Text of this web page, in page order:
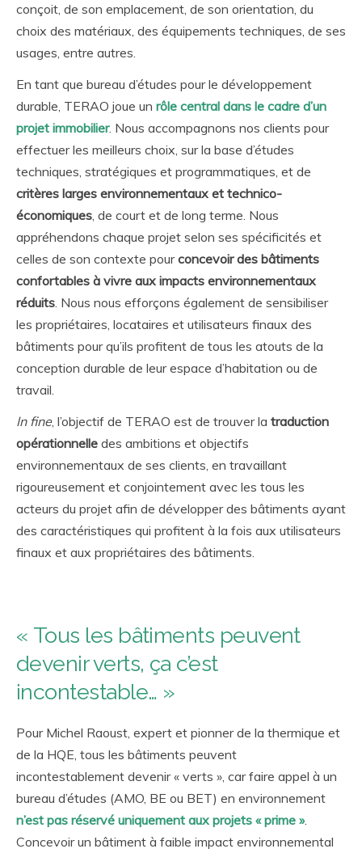
conçoit, de son emplacement, de son orientation, du
choix des matériaux, des équipements techniques, de ses
usages, entre autres.
En tant que bureau d’études pour le développement
durable, TERAO joue un rôle central dans le cadre d’un
projet immobilier. Nous accompagnons nos clients pour
effectuer les meilleurs choix, sur la base d’études
techniques, stratégiques et programmatiques, et de
critères larges environnementaux et technico-
économiques, de court et de long terme. Nous
appréhendons chaque projet selon ses spécificités et
celles de son contexte pourconcevoir des bâtiments
confortables à vivre aux impacts environnementaux
réduits. Nous nous efforçons également de sensibiliser
les propriétaires, locataires et utilisateurs finaux des
bâtiments pour qu’ils profitent de tous les atouts de la
conception durable de leur espace d’habitation ou de
travail.
In fine, l’objectif de TERAO est de trouver la traduction
opérationnelle des ambitions et objectifs
environnementaux de ses clients, en travaillant
rigoureusement et conjointement avec les tous les
acteurs du projet afin de développer des bâtiments ayant
des caractéristiques qui profitent à la fois aux utilisateurs
finaux et aux propriétaires des bâtiments.
« Tous les bâtiments peuvent
devenir verts, ça c’est
incontestable… »
Pour Michel Raoust, expert et pionner de la thermique et
de la HQE, tous les bâtiments peuvent
incontestablement devenir « verts », car faire appel à un
bureau d’études (AMO, BE ou BET) en environnement
n’est pas réservé uniquement aux projets « prime ».
Concevoir un bâtiment à faible impact environnemental